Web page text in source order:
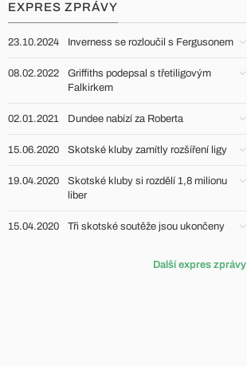
EXPRES ZPRÁVY
23.10.2024 Inverness se rozloučil s Fergusonem
08.02.2022
Griffiths podepsal s třetiligovým
Falkirkem
02.01.2021 Dundee nabízí za Roberta
15.06.2020 Skotské kluby zamítly rozšíření ligy
19.04.2020
Skotské kluby si rozdělí 1,8 milionu
liber
15.04.2020 Tři skotské soutěže jsou ukončeny
Další expres zprávy